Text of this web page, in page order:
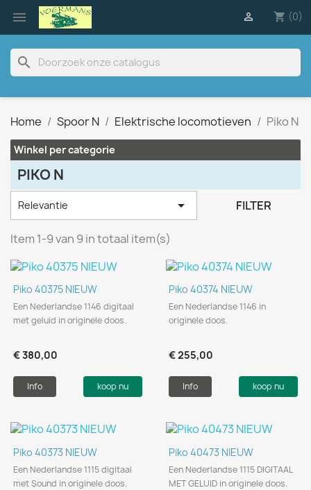
 shopping_cart (0)

search
Home Spoor N Elektrische locomotieven Piko N
Winkel per categorie
PIKO N
Relevantie  FILTER
Item 1-9 van 9 in totaal item(s)
Piko 40375 NIEUW
Een Nederlandse 1146 digitaal
met geluid in originele doos.
€ 380,00
Info koop nu
Piko 40374 NIEUW
Een Nederlandse 1146 in
originele doos.
€ 255,00
Info koop nu
Piko 40373 NIEUW
Een Nederlandse 1115 digitaal
met Sound in originele doos.
Piko 40473 NIEUW
Een Nederlandse 1115 DIGITAAL
MET GELUID in originele doos.